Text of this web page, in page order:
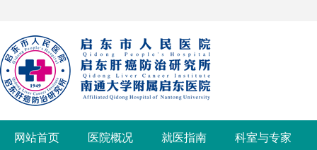
网站首页 医院概况 就医指南 科室与专家